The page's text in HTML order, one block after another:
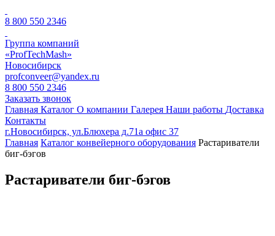
8 800 550 2346
Группа компаний
«ProfTechMash»
Новосибирск
profconveer@yandex.ru
8 800 550 2346
Заказать звонок
Главная Каталог О компании Галерея Наши работы Доставка
Контакты
г.Новосибирск, ул.Блюхера д.71а офис 37
Главная Каталог конвейерного оборудования Растариватели
биг-бэгов
Растариватели биг-бэгов